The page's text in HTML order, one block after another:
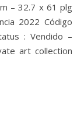
– 32.7 x 61 plg
2022 Código
: Vendido –
art collection